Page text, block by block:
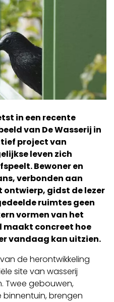
in een recente
van De Wasserij in
project van
leven zich
Bewoner en
verbonden aan
gidst de lezer
ruimtes geen
vormen van het
maakt concreet hoe
vandaag kan uitzien.
de herontwikkeling
site van wasserij
Twee gebouwen,
brengen